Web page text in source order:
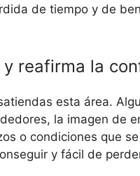
de tiempo y de
y reafirma la
esta área.
la imagen de
o condiciones que
y fácil de